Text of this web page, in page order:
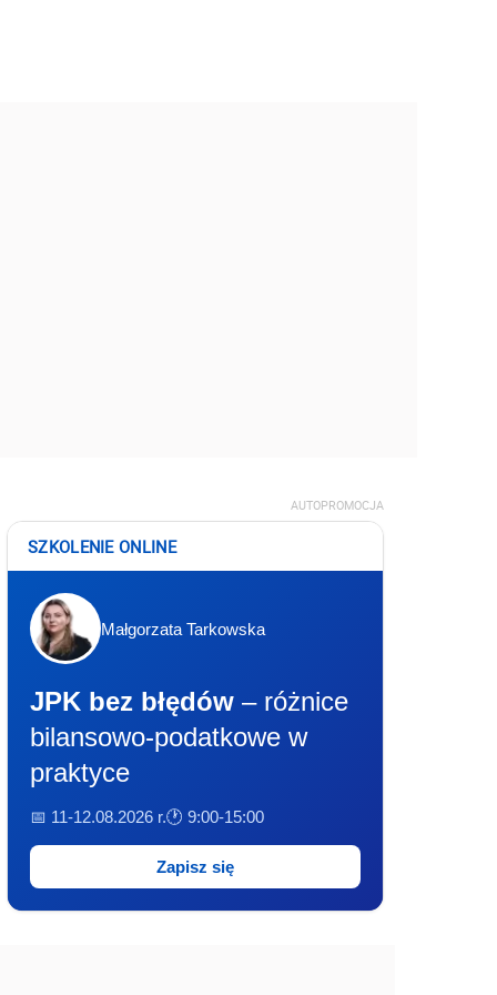
AUTOPROMOCJA
SZKOLENIE ONLINE
Małgorzata Tarkowska
JPK bez błędów – różnice
bilansowo-podatkowe w
praktyce
📅 11-12.08.2026 r.🕐 9:00-15:00
Zapisz się